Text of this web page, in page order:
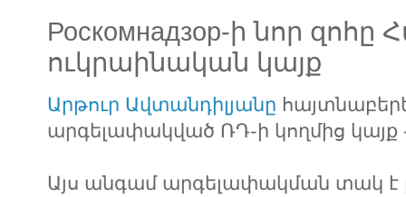
Роскомнадзор-ի նոր զոհը
ուկրաինական կայք
Արթուր Ավտանդիլյանը
արգելափակված ՌԴ֊ի կողմից կայք
Այս անգամ արգելափակման տակ է